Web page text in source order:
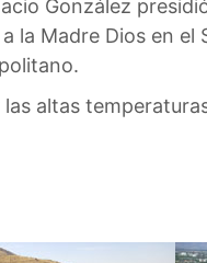
González
la Madre Dios en
altas